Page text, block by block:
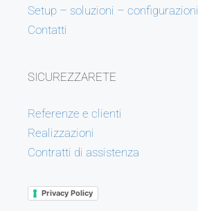
Setup – soluzioni – configurazioni
Contatti
SICUREZZARETE
Referenze e clienti
Realizzazioni
Contratti di assistenza
Privacy Policy